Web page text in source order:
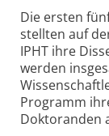
Die ersten
stellten auf
IPHT ihre
werden
Programm
Doktoranden